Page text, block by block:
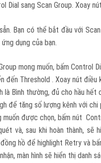
Dial sang Scan Group. Xoay
Bạn có thể bắt đầu với
dụng của bạn.
mong muốn, bấm Control
đến Threshold . Xoay nút điều
là Bình thường, đủ cho hầu hết
để tăng số lượng kênh với
muốn được chọn, bấm nút
và, sau khi hoàn thành, sẽ
hồ để highlight Retry và
màn hình sẽ hiển thị danh